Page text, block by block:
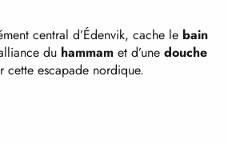
central d’Édenvik, cache le bain
du hammam et d’une douche
cette escapade nordique.